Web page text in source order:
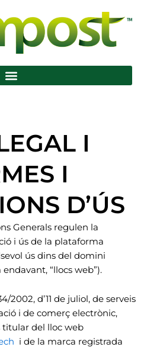
I
I
D’ÚS
Generals regulen la
i ús de la plataforma
ús dins del domini
endavant, “llocs web”).
2002, d’11 de juliol, de serveis
i de comerç electrònic,
titular del lloc web
i de la marca registrada